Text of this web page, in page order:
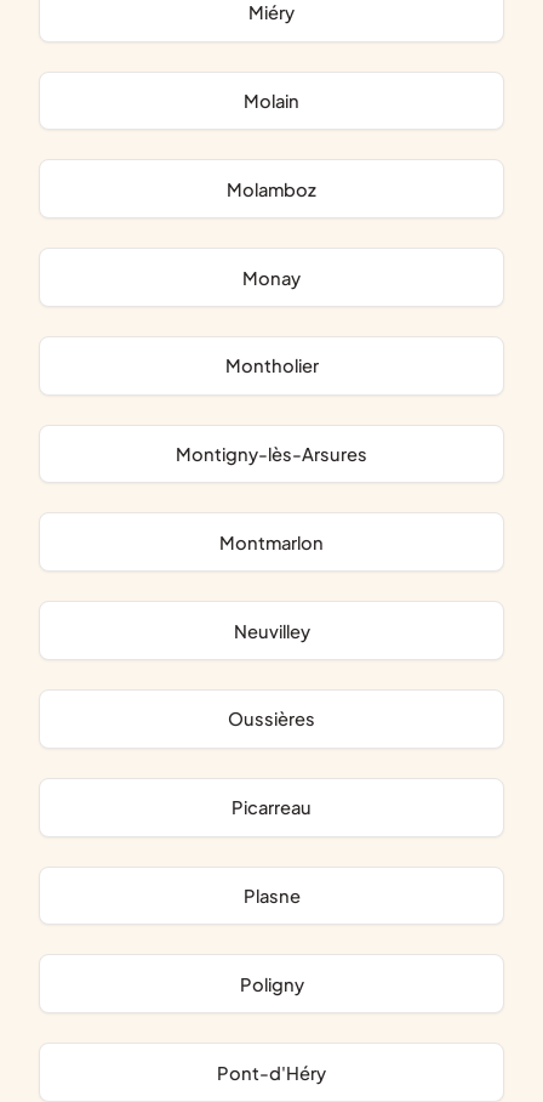
Miéry
Molain
Molamboz
Monay
Montholier
Montigny-lès-Arsures
Montmarlon
Neuvilley
Oussières
Picarreau
Plasne
Poligny
Pont-d'Héry